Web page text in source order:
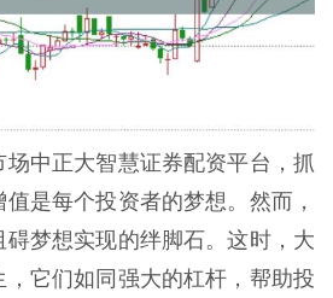
中正大智慧证券配资平台，抓
是每个投资者的梦想。然而，
梦想实现的绊脚石。这时，大
它们如同强大的杠杆，帮助投